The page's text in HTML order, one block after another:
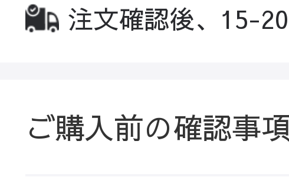
注文確認後、15-
ご購入前の確認事項